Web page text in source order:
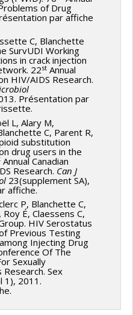
of Drug
par affiche
C, Blanchette
SurvUDI Working
in crack injection
22st Annual
HIV/AIDS Research.
Présentation par
L, Alary M,
C, Parent R,
substitution
drug users in the
Annual Canadian
Research. Can J
23(supplement SA),
affiche.
P, Blanchette C,
É, Claessens C,
HIV Serostatus
Previous Testing
Injecting Drug
Of The
Sexually
Sex
1), 2011.